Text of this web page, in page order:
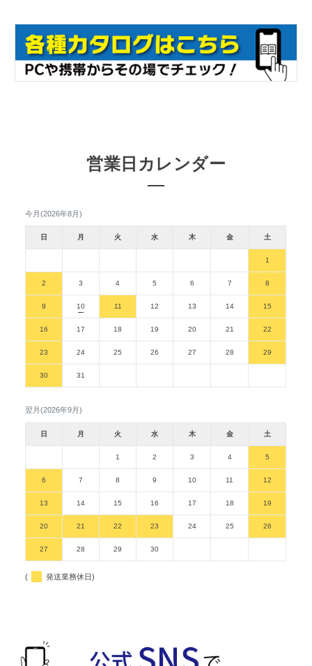
営業日カレンダー
今月(2026年8月)
日 月 火 水 木 金 土
1
2 3 4 5 6 7 8
9 10 11 12 13 14 15
16 17 18 19 20 21 22
23 24 25 26 27 28 29
30 31
翌月(2026年9月)
日 月 火 水 木 金 土
1 2 3 4 5
6 7 8 9 10 11 12
13 14 15 16 17 18 19
20 21 22 23 24 25 26
27 28 29 30
( 発送業務休日)